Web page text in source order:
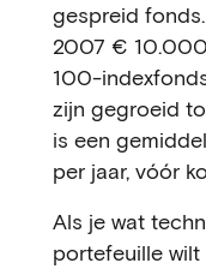
gespreid
2007 €
100-
zijn gegroeid
is een
per jaar, vóór
Als je wat
portefeuille